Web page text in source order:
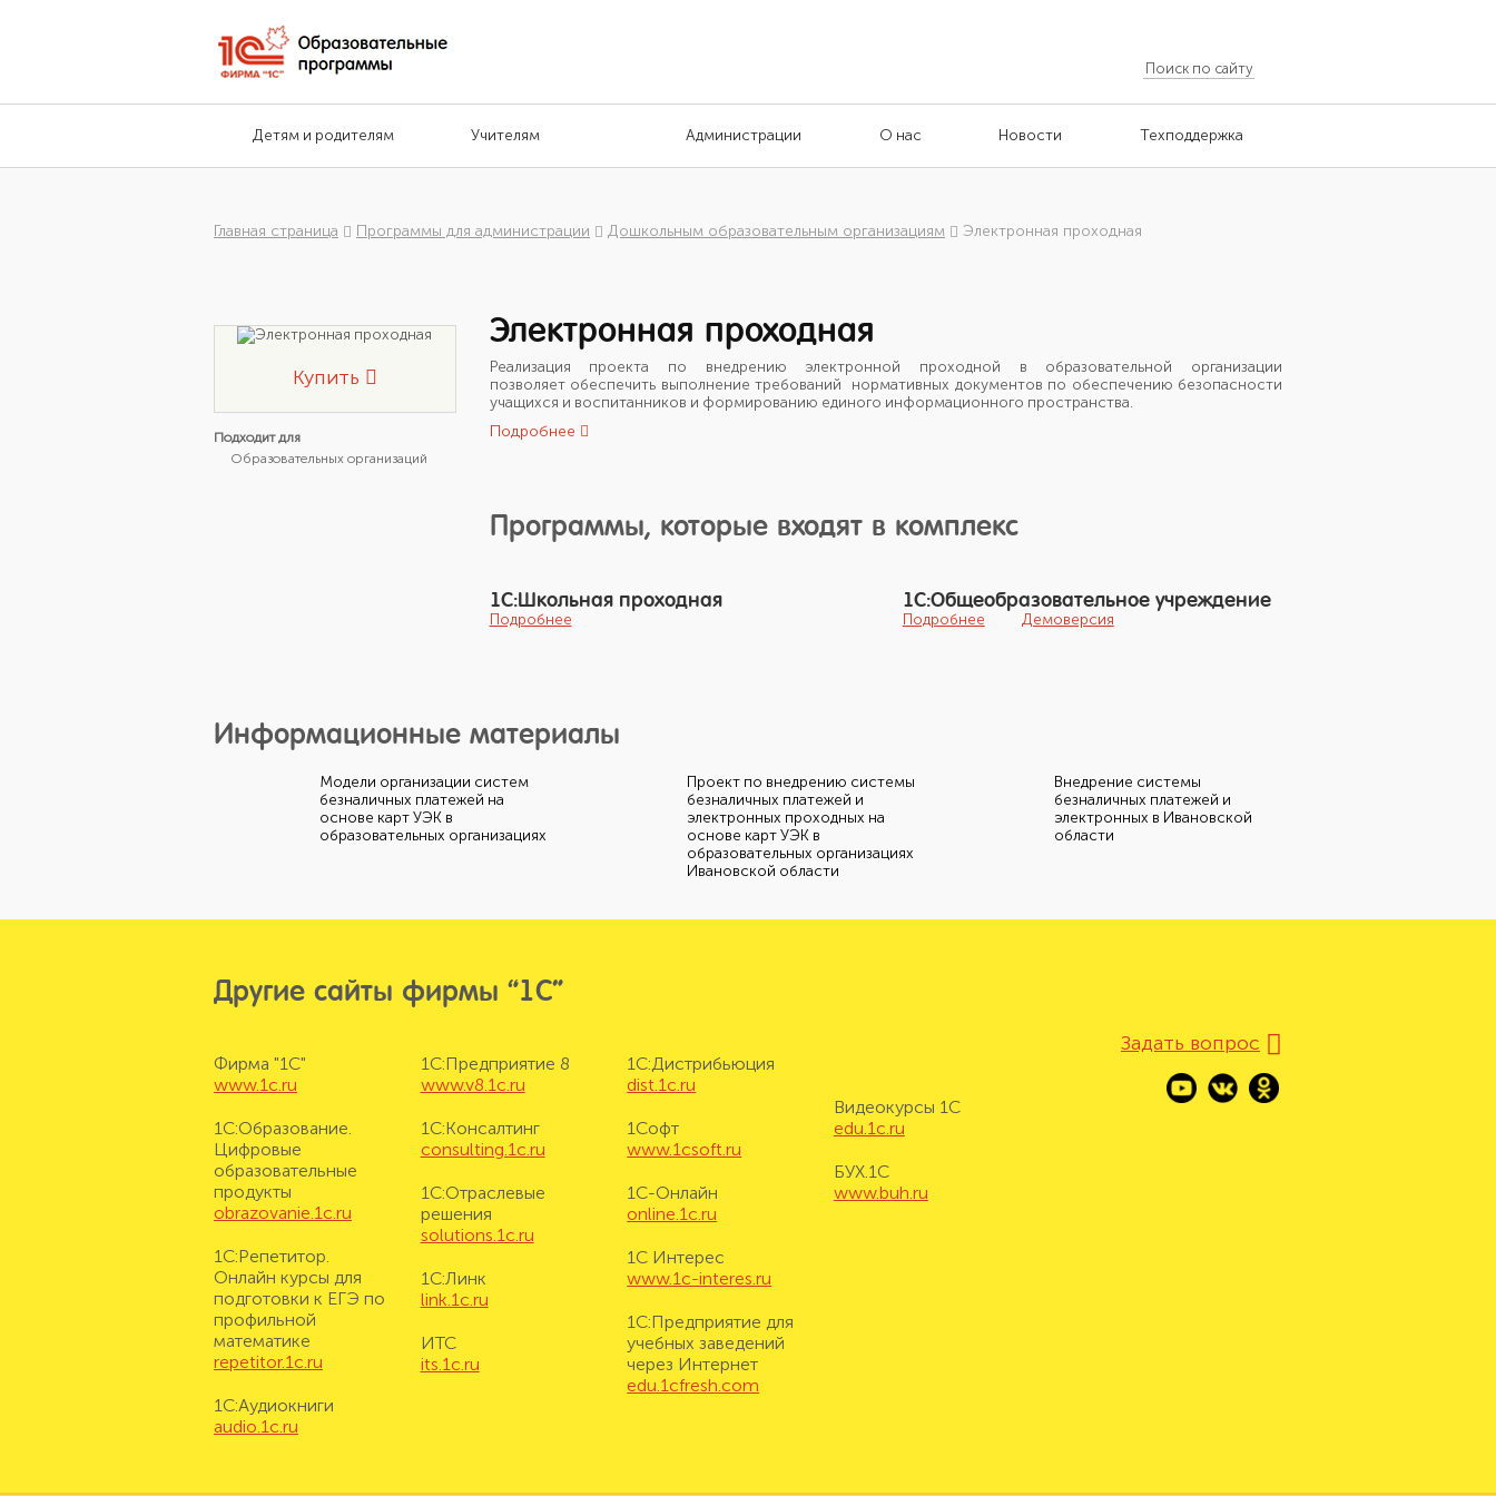
Детям и родителям Учителям Администрации О нас Новости Техподдержка
Главная страница Программы для администрации Дошкольным образовательным организациям Электронная проходная
Купить
Подходит для
Образовательных организаций
Электронная проходная
Реализация проекта по внедрению электронной проходной в образовательной организации
позволяет обеспечить выполнение требований нормативных документов по обеспечению безопасности
учащихся и воспитанников и формированию единого информационного пространства.
Подробнее
Программы, которые входят в комплекс
1С:Школьная проходная
Подробнее
1С:Общеобразовательное учреждение
Подробнее Демоверсия
Информационные материалы
Модели организации систем
безналичных платежей на
основе карт УЭК в
образовательных организациях
Проект по внедрению системы
безналичных платежей и
электронных проходных на
основе карт УЭК в
образовательных организациях
Ивановской области
Внедрение системы
безналичных платежей и
электронных в Ивановской
области
Другие сайты фирмы “1С”
Фирма "1С"
www.1c.ru
1С:Образование.
Цифровые
образовательные
продукты
obrazovanie.1c.ru
1С:Репетитор.
Онлайн курсы для
подготовки к ЕГЭ по
профильной
математике
repetitor.1c.ru
1С:Аудиокниги
audio.1c.ru
1С:Предприятие 8
www.v8.1c.ru
1С:Консалтинг
consulting.1c.ru
1С:Отраслевые
решения
solutions.1c.ru
1С:Линк
link.1c.ru
ИТС
its.1c.ru
1С:Дистрибьюция
dist.1c.ru
1Софт
www.1csoft.ru
1С-Онлайн
online.1c.ru
1С Интерес
www.1c-interes.ru
1С:Предприятие для
учебных заведений
через Интернет
edu.1cfresh.com
Видеокурсы 1С
edu.1c.ru
БУХ.1С
www.buh.ru
Задать вопрос